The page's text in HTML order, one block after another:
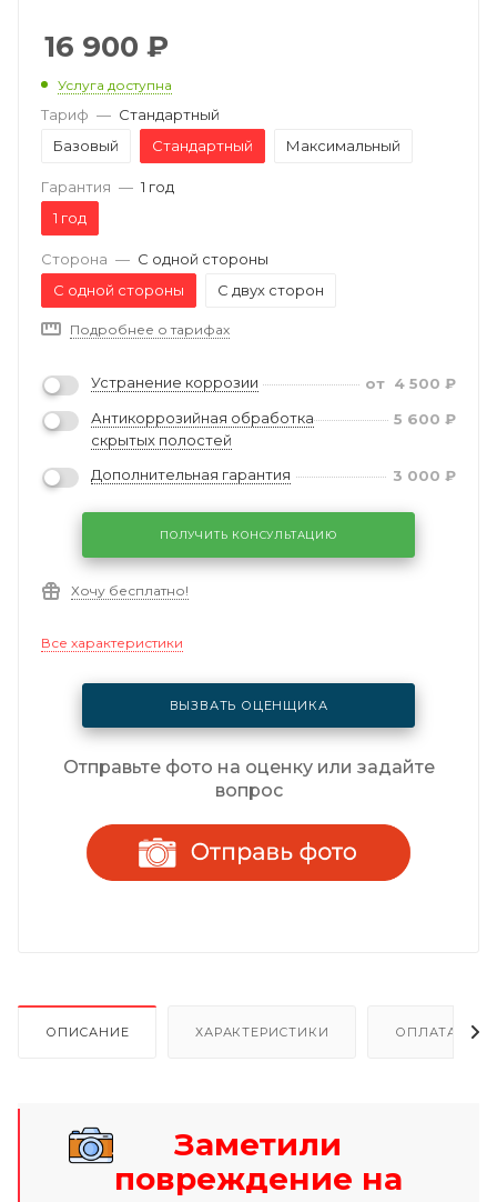
16 900 ₽
Услуга доступна
Тариф — Стандартный
Базовый
Стандартный Максимальный
Гарантия — 1 год
1 год
Сторона — С одной стороны
С одной стороны
С двух сторон
Подробнее о тарифах
Устранение коррозии от 4 500 ₽
Антикоррозийная обработка
скрытых полостей
5 600 ₽
Дополнительная гарантия 3 000 ₽
ПОЛУЧИТЬ КОНСУЛЬТАЦИЮ
Хочу бесплатно!
Все характеристики
ВЫЗВАТЬ ОЦЕНЩИКА
Отправьте фото на оценку или задайте
вопрос
ОПИСАНИЕ ХАРАКТЕРИСТИКИ ОПЛАТА И
Заметили
повреждение на